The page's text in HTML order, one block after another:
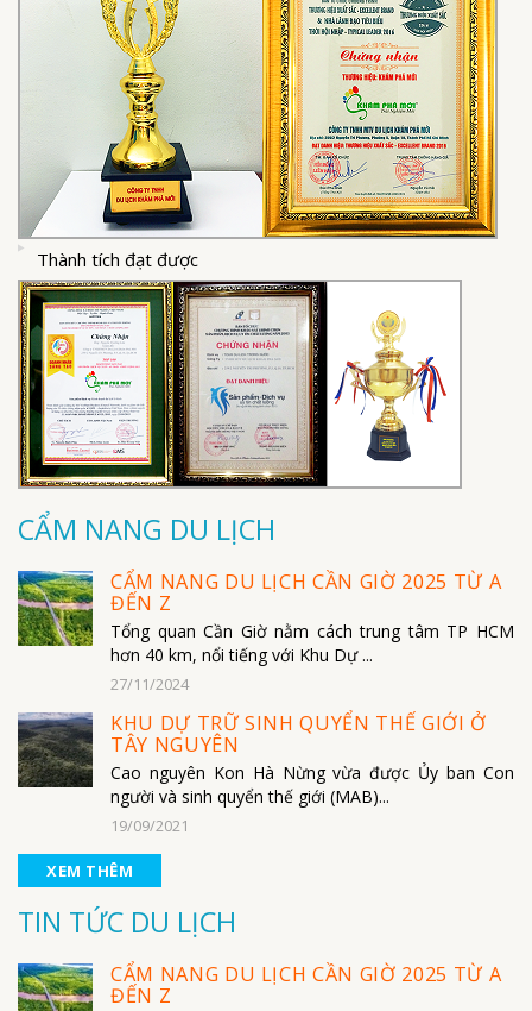
Thành tích đạt được
CẨM NANG DU LỊCH
CẨM NANG DU LỊCH CẦN GIỜ 2025 TỪ A
ĐẾN Z
Tổng quan Cần Giờ nằm cách trung tâm TP HCM
hơn 40 km, nổi tiếng với Khu Dự ...
27/11/2024
KHU DỰ TRỮ SINH QUYỂN THẾ GIỚI Ở
TÂY NGUYÊN
Cao nguyên Kon Hà Nừng vừa được Ủy ban Con
người và sinh quyển thế giới (MAB)...
19/09/2021
XEM THÊM
TIN TỨC DU LỊCH
CẨM NANG DU LỊCH CẦN GIỜ 2025 TỪ A
ĐẾN Z